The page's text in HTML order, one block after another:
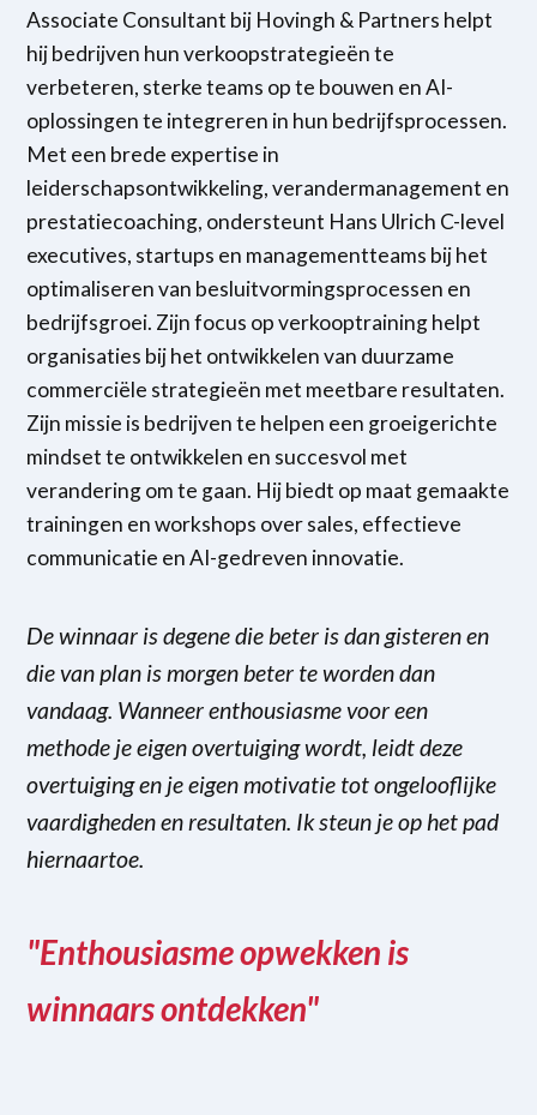
Associate Consultant bij Hovingh & Partners helpt
hij bedrijven hun verkoopstrategieën te
verbeteren, sterke teams op te bouwen en AI-
oplossingen te integreren in hun bedrijfsprocessen.
Met een brede expertise in
leiderschapsontwikkeling, verandermanagement en
prestatiecoaching, ondersteunt Hans Ulrich C-level
executives, startups en managementteams bij het
optimaliseren van besluitvormingsprocessen en
bedrijfsgroei. Zijn focus op verkooptraining helpt
organisaties bij het ontwikkelen van duurzame
commerciële strategieën met meetbare resultaten.
Zijn missie is bedrijven te helpen een groeigerichte
mindset te ontwikkelen en succesvol met
verandering om te gaan. Hij biedt op maat gemaakte
trainingen en workshops over sales, effectieve
communicatie en AI-gedreven innovatie.
De winnaar is degene die beter is dan gisteren en
die van plan is morgen beter te worden dan
vandaag. Wanneer enthousiasme voor een
methode je eigen overtuiging wordt, leidt deze
overtuiging en je eigen motivatie tot ongelooflijke
vaardigheden en resultaten. Ik steun je op het pad
hiernaartoe.
"Enthousiasme opwekken is
winnaars ontdekken"